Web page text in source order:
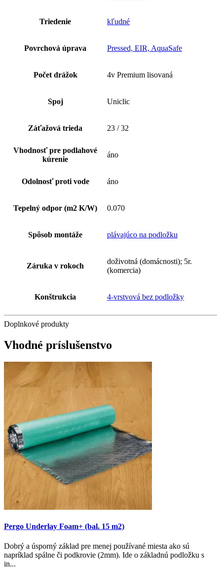
Triedenie kľudné
Povrchová úprava Pressed, EIR, AquaSafe
Počet drážok 4v Premium lisovaná
Spoj Uniclic
Záťažová trieda 23 / 32
Vhodnosť pre podlahové
kúrenie
áno
Odolnosť proti vode áno
Tepelný odpor (m2 K/W) 0.070
Spôsob montáže plávajúco na podložku
Záruka v rokoch
doživotná (domácnosti); 5r.
(komercia)
Konštrukcia 4-vrstvová bez podložky
Doplnkové produkty
Vhodné príslušenstvo
Pergo Underlay Foam+ (bal. 15 m2)
Dobrý a úsporný základ pre menej používané miesta ako sú
napríklad spálne či podkrovie (2mm). Ide o základnú podložku s
in...